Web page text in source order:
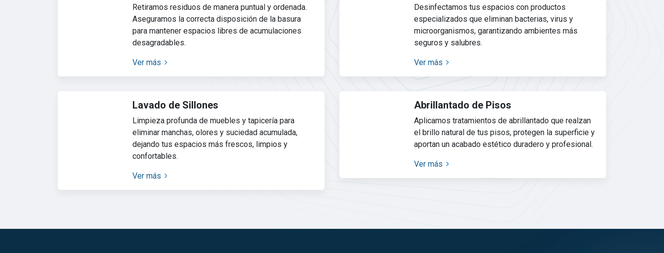
Retiramos residuos de manera puntual y ordenada.
Aseguramos la correcta disposición de la basura
para mantener espacios libres de acumulaciones
desagradables.
Ver más
Desinfectamos tus espacios con productos
especializados que eliminan bacterias, virus y
microorganismos, garantizando ambientes más
seguros y salubres.
Ver más
Lavado de Sillones
Limpieza profunda de muebles y tapicería para
eliminar manchas, olores y suciedad acumulada,
dejando tus espacios más frescos, limpios y
confortables.
Ver más
Abrillantado de Pisos
Aplicamos tratamientos de abrillantado que realzan
el brillo natural de tus pisos, protegen la superficie y
aportan un acabado estético duradero y profesional.
Ver más